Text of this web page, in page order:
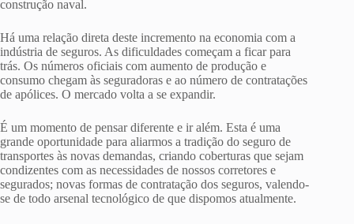
construção naval.
Há uma relação direta deste incremento na economia com a
indústria de seguros. As dificuldades começam a ficar para
trás. Os números oficiais com aumento de produção e
consumo chegam às seguradoras e ao número de contratações
de apólices. O mercado volta a se expandir.
É um momento de pensar diferente e ir além. Esta é uma
grande oportunidade para aliarmos a tradição do seguro de
transportes às novas demandas, criando coberturas que sejam
condizentes com as necessidades de nossos corretores e
segurados; novas formas de contratação dos seguros, valendo-
se de todo arsenal tecnológico de que dispomos atualmente.